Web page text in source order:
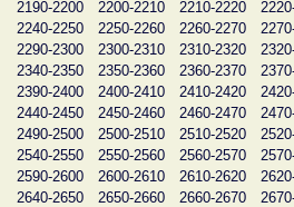
2190-2200
2200-2210 2210-2220
2240-2250
2250-2260 2260-2270
2290-2300
2300-2310 2310-2320
2340-2350
2350-2360 2360-2370
2390-2400
2400-2410 2410-2420
2440-2450
2450-2460 2460-2470
2490-2500
2500-2510 2510-2520
2540-2550
2550-2560 2560-2570
2590-2600
2600-2610 2610-2620
2640-2650
2650-2660 2660-2670